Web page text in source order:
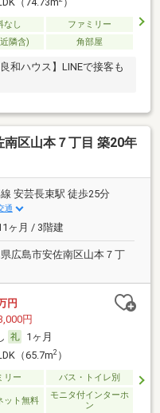
なし
ファミリー
隣含) 角部屋
和ハウス】LINEで接客も
南区山本７丁目 築20年
安芸長束駅 徒歩25分
通
ヶ月 / 3階建
広島市安佐南区山本７丁
円
円
1ヶ月
（65.7m2）
リー バス・トイレ別
ット無料
モニタ付インターホ
ン